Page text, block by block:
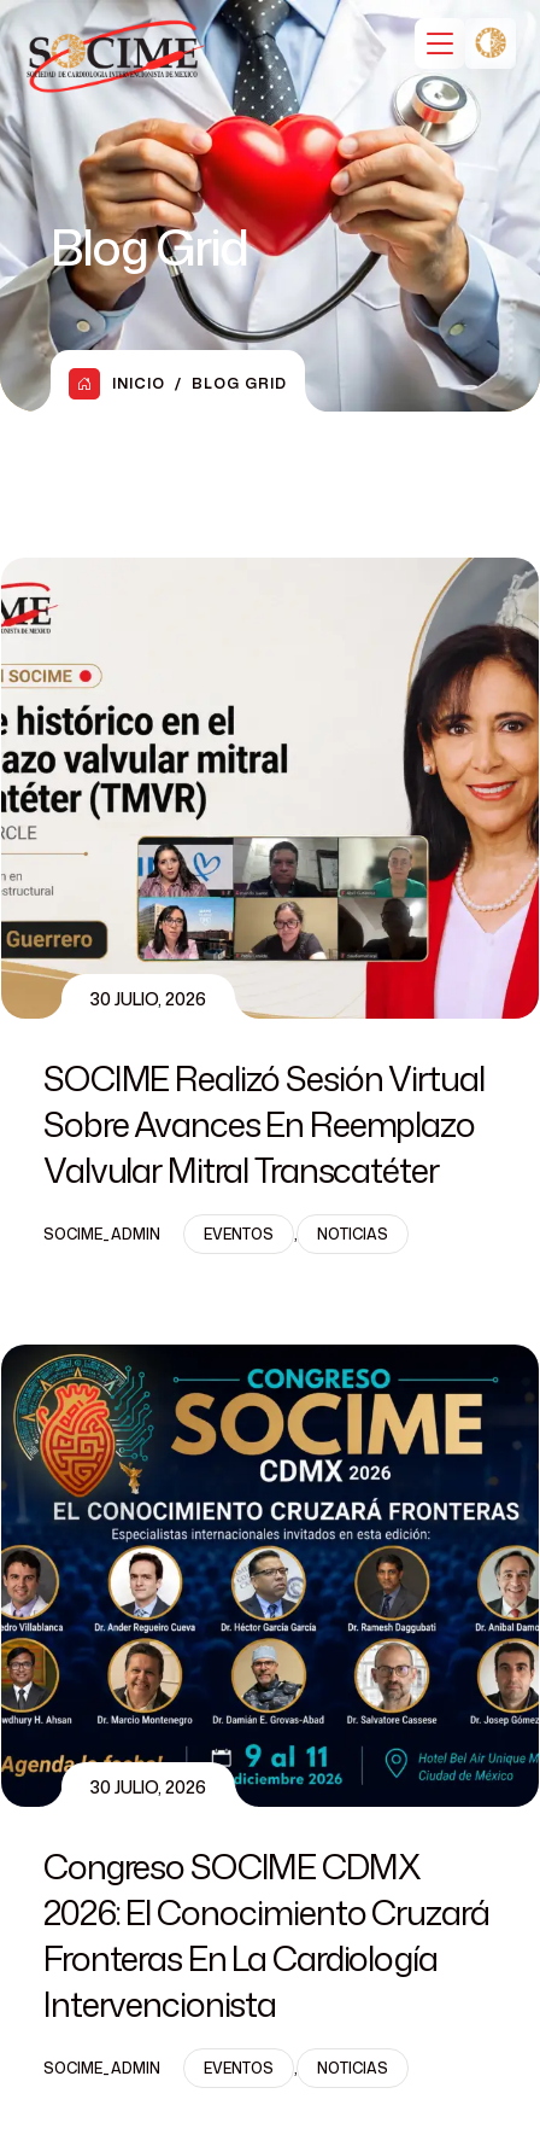
Blog Grid
INICIO BLOG GRID
30 JULIO, 2026
SOCIME Realizó Sesión Virtual
Sobre Avances En Reemplazo
Valvular Mitral Transcatéter
SOCIME_ADMIN EVENTOS , NOTICIAS
30 JULIO, 2026
Congreso SOCIME CDMX
2026: El Conocimiento Cruzará
Fronteras En La Cardiología
Intervencionista
SOCIME_ADMIN EVENTOS , NOTICIAS